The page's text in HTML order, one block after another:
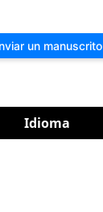
un manuscrito
Idioma